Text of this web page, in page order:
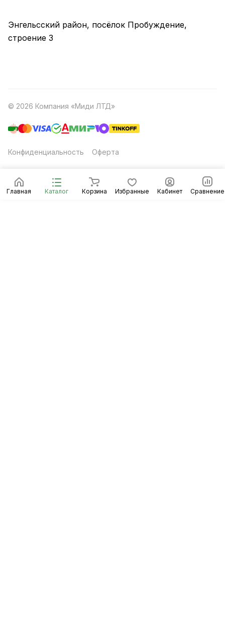
Главная Каталог Корзина Избранные Кабинет Сравнение
Энгельсский район, посёлок Пробуждение,
строение 3
© 2026 Компания «Миди ЛТД»
Конфиденциальность Оферта